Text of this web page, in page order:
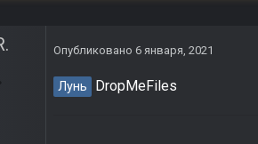
Опубликовано 6 января, 2021
Лунь DropMeFiles